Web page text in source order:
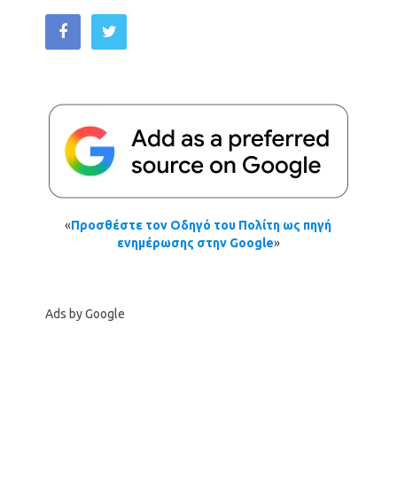
«Προσθέστε τον Οδηγό του Πολίτη ως πηγή
ενημέρωσης στην Google»
Ads by Google